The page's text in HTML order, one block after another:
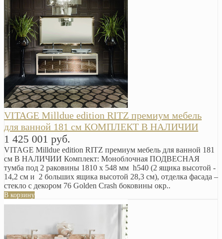
VITAGE Milldue edition RITZ премиум мебель
для ванной 181 см КОМПЛЕКТ В НАЛИЧИИ
1 425 001 руб.
VITAGE Milldue edition RITZ премиум мебель для ванной 181
см В НАЛИЧИИ Комплект: Моноблочная ПОДВЕСНАЯ
тумба под 2 раковины 1810 х 548 мм h540 (2 ящика высотой -
14,2 см и 2 больших ящика высотой 28,3 см), отделка фасада –
стекло с декором 76 Golden Crash боковины окр..
В корзину